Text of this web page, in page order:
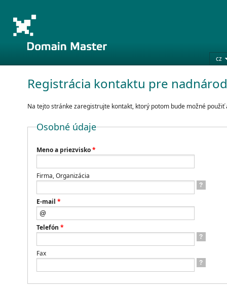
cz
Registrácia kontaktu pre
Na tejto stránke zaregistrujte kontakt, ktorý potom bude možné
Osobné údaje
Meno a priezvisko*
Firma, Organizácia
?
E-mail *
Telefón *
?
Fax
?